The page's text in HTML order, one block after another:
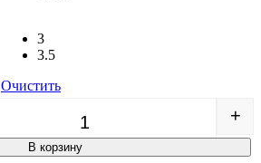
3
3.5
Очистить
Quantity +
В корзину